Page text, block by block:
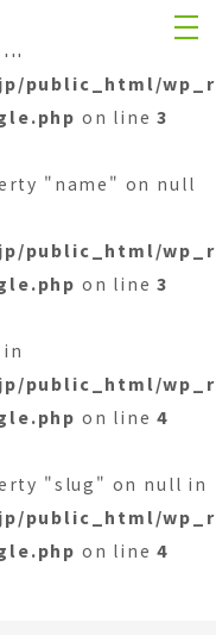
public_html/
on line3
"name" on null
public_html/
on line3
public_html/
on line4
"slug" on null in
public_html/
on line4